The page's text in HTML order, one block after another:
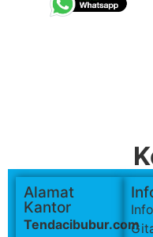
Alamat
Kantor
Tendacibubur.com